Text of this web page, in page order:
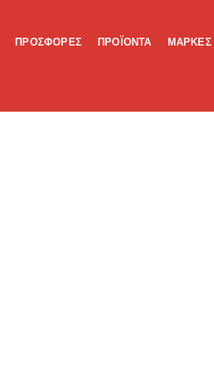
ΠΡΟΣΦΟΡΕΣ ΠΡΟΪΟΝΤΑ ΜΑΡΚΕΣ